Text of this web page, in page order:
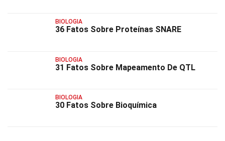
BIOLOGIA
36 Fatos Sobre Proteínas SNARE
BIOLOGIA
31 Fatos Sobre Mapeamento De QTL
BIOLOGIA
30 Fatos Sobre Bioquímica